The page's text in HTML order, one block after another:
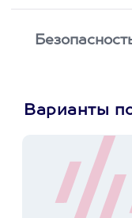
Варианты